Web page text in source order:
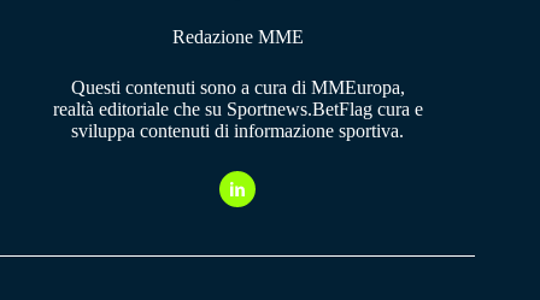
Redazione MME
Questi contenuti sono a cura di MMEuropa,
realtà editoriale che su Sportnews.BetFlag cura e
sviluppa contenuti di informazione sportiva.